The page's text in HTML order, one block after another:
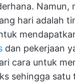
Namun,
hari adalah
dan pekerjaan
cara untuk
sehingga satu